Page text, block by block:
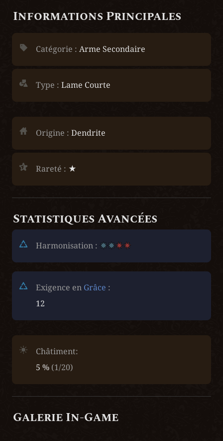
Informations Principales
Catégorie : Arme Secondaire
Type : Lame Courte
Origine : Dendrite
Rareté : ★
Statistiques Avancées
Harmonisation :
Exigence en Grâce :
12
Châtiment:
5 % (1/20)
Galerie In-Game